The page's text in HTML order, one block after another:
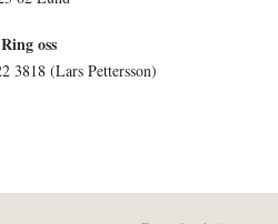
Ring oss
3818 (Lars Pettersson)